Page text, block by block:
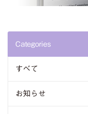
Categories
すべて
お知らせ